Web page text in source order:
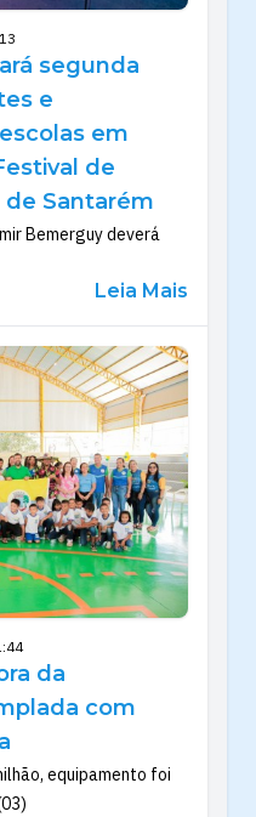
segunda
e
em
de
de Santarém
Bemerguy deverá
Leia Mais
da
com
equipamento foi